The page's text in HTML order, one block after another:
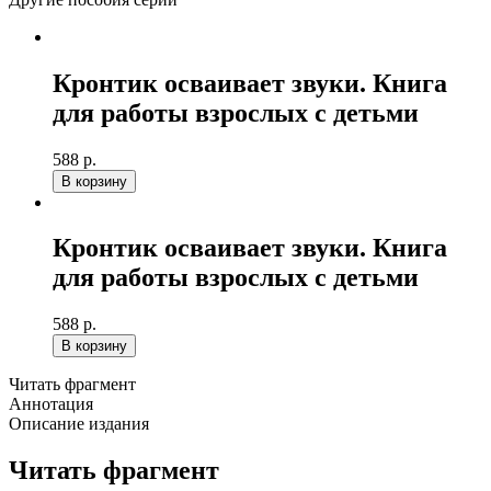
Кронтик осваивает звуки. Книга
для работы взрослых с детьми
588 р.
В корзину
Кронтик осваивает звуки. Книга
для работы взрослых с детьми
588 р.
В корзину
Читать фрагмент
Аннотация
Описание издания
Читать фрагмент